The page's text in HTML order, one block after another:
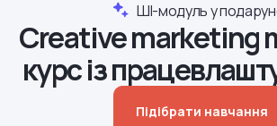
ШІ-модуль у
Creative marketing
курс із
Підібрати навчання